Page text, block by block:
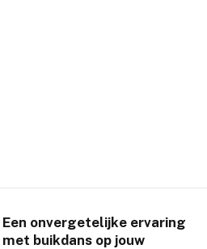
Een onvergetelijke ervaring
met buikdans op jouw